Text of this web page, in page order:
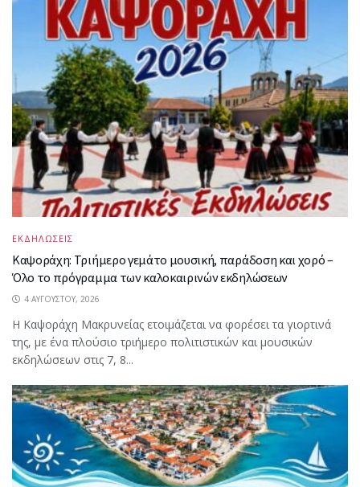
ΕΚΔΗΛΩΣΕΙΣ
Καψοράχη: Τριήμερο γεμάτο μουσική, παράδοση και χορό –
Όλο το πρόγραμμα των καλοκαιρινών εκδηλώσεων
4 ΑΥΓΟΎΣΤΟΥ, 2026
Η Καψοράχη Μακρυνείας ετοιμάζεται να φορέσει τα γιορτινά
της, με ένα πλούσιο τριήμερο πολιτιστικών και μουσικών
εκδηλώσεων στις 7, 8...